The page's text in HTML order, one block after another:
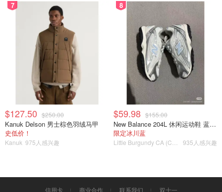
7
$127.50 $250.00
Kanuk Delson 男士棕色羽绒马甲
史低价！
Kanuk 975人感兴趣
8
$59.98 $155.00
New Balance 204L 休闲运动鞋 蓝银色
限定冰川蓝
935人感兴趣
信用卡 商业合作 联系我们 双十一